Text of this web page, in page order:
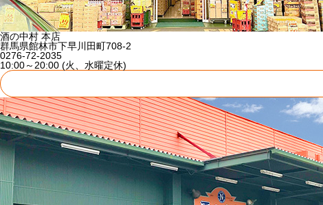
酒の中村 本店
群馬県館林市下早川田町708-2
0276-72-2035
10:00～20:00 (火、水曜定休)